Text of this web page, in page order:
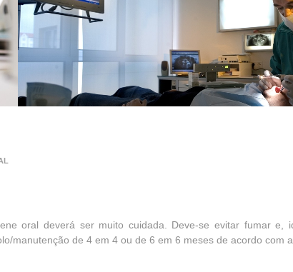
oral deverá ser muito cuidada. Deve-se evitar fumar e,
manutenção de 4 em 4 ou de 6 em 6 meses de acordo com